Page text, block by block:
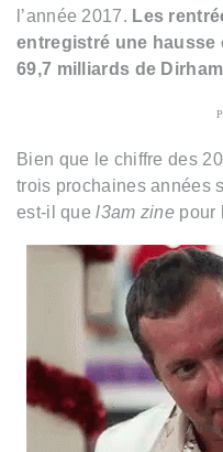
l’année 2017. Les
entregistré une hausse
69,7 milliards de
Bien que le chiffre des
trois prochaines années
est-il quel3am zine pour